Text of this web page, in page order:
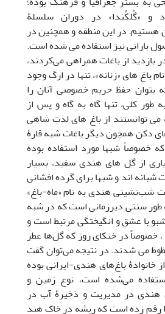
و «گُلکُندا» در دوران سلسلۀ
در این منطقه و همچنین در
بارانی نیز استفاده می شده است.
بازدید از باغات همراهی می‌کردند،
باغ های «زنانه»، تنها در ارگ وجود
بتوان حفظ حریم خصوصی آنان را
طور کلی، تنها گاه به گاه و پس از
می توانستند از باغ های لذتِ شاهی
دکن همچون دیگر باغات شبه قارۀ
خصوصاً شبها مورد استفاده بوده
از گل های هندی سفید، بسیار
اند و شبها برای گرده افشانی
شب‌نشینی هندی به نام «ماه-‌باغ»
سنتی دیرزمانی است که در شبه
با عشق و انگیختگی مرتبط است و
خصوصاً در خنکای روز که گل‌ها عطر
می شدند. در نتیجه می‌توان گفت
باغ‌های هندی-ایرانی بوده
می‌شده است، نوع زمین و
هندی در مدیریت و ذخیرۀ آب در
رقم زده است که ریشه در خاک هند